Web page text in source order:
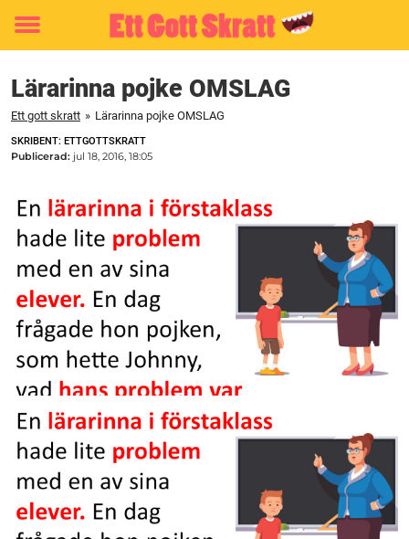
Toggle
Lärarinna pojke OMSLAG
Ett gott skratt » Lärarinna pojke OMSLAG
SKRIBENT: ETTGOTTSKRATT
Publicerad: jul 18, 2016, 18:05